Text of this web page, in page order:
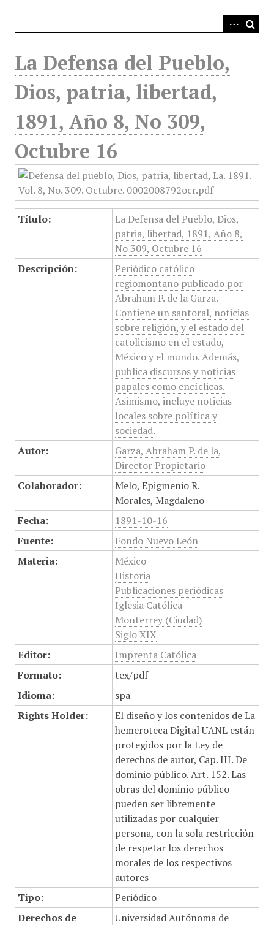
La Defensa del Pueblo,
Dios, patria, libertad,
1891, Año 8, No 309,
Octubre 16
Título:
La Defensa del Pueblo, Dios,
patria, libertad, 1891, Año 8,
No 309, Octubre 16
Descripción:
Periódico católico
regiomontano publicado por
Abraham P. de la Garza.
Contiene un santoral, noticias
sobre religión, y el estado del
catolicismo en el estado,
México y el mundo. Además,
publica discursos y noticias
papales como encíclicas.
Asimismo, incluye noticias
locales sobre política y
sociedad.
Autor:
Garza, Abraham P. de la,
Director Propietario
Colaborador:
Melo, Epigmenio R.
Morales, Magdaleno
Fecha:
1891-10-16
Fuente:
Fondo Nuevo León
Materia:
México
Historia
Publicaciones periódicas
Iglesia Católica
Monterrey (Ciudad)
Siglo XIX
Editor:
Imprenta Católica
Formato:
tex/pdf
Idioma:
spa
Rights Holder:
El diseño y los contenidos de La
hemeroteca Digital UANL están
protegidos por la Ley de
derechos de autor, Cap. III. De
dominio público. Art. 152. Las
obras del dominio público
pueden ser libremente
utilizadas por cualquier
persona, con la sola restricción
de respetar los derechos
morales de los respectivos
autores
Tipo:
Periódico
Derechos de
Universidad Autónoma de